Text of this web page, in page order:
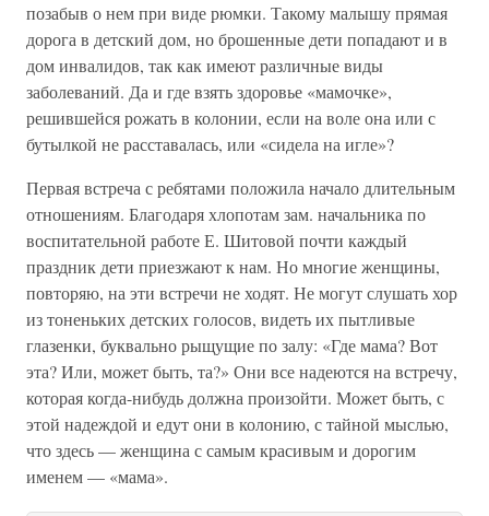
позабыв о нем при виде рюмки. Такому малышу прямая
дорога в детский дом, но брошенные дети попадают и в
дом инвалидов, так как имеют различные виды
заболеваний. Да и где взять здоровье «мамочке»,
решившейся рожать в колонии, если на воле она или с
бутылкой не расставалась, или «сидела на игле»?
Первая встреча с ребятами положила начало длительным
отношениям. Благодаря хлопотам зам. начальника по
воспитательной работе Е. Шитовой почти каждый
праздник дети приезжают к нам. Но многие женщины,
повторяю, на эти встречи не ходят. Не могут слушать хор
из тоненьких детских голосов, видеть их пытливые
глазенки, буквально рыщущие по залу: «Где мама? Вот
эта? Или, может быть, та?» Они все надеются на встречу,
которая когда-нибудь должна произойти. Может быть, с
этой надеждой и едут они в колонию, с тайной мыслью,
что здесь — женщина с самым красивым и дорогим
именем — «мама».